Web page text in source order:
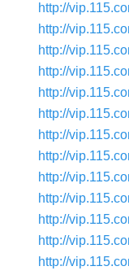
http://
http://
http://
http://
http://
http://
http://
http://
http://
http://
http://
http://
http://